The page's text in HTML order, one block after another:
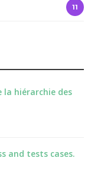
11
la hiérarchie des
and tests cases.